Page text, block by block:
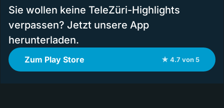
Sie wollen keine TeleZüri-Highlights
verpassen? Jetzt unsere App
herunterladen.
Zum Play Store ★ 4.7 von 5